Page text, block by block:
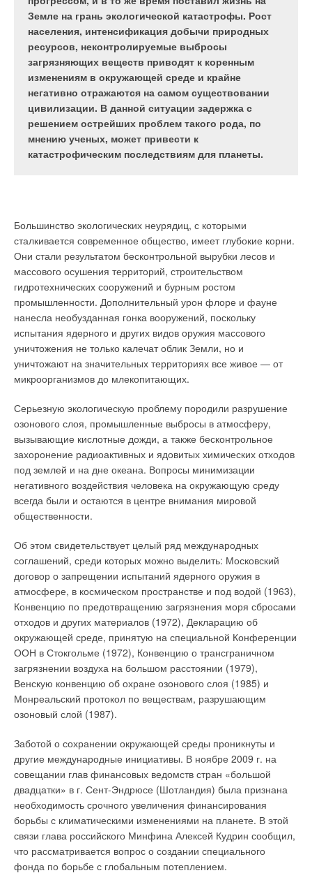
Земле на грань экологической катастрофы. Рост
населения, интенсификация добычи природных
ресурсов, неконтролируемые выбросы
загрязняющих веществ приводят к коренным
изменениям в окружающей среде и крайне
негативно отражаются на самом существовании
цивилизации. В данной ситуации задержка с
решением острейших проблем такого рода, по
мнению ученых, может привести к
катастрофическим последствиям для планеты.
Большинство экологических неурядиц, с которыми
сталкивается современное общество, имеет глубокие корни.
Они стали результатом бесконтрольной вырубки лесов и
массового осушения территорий, строительством
гидротехнических сооружений и бурным ростом
промышленности. Дополнительный урон флоре и фауне
нанесла необузданная гонка вооружений, поскольку
испытания ядерного и других видов оружия массового
уничтожения не только калечат облик Земли, но и
уничтожают на значительных территориях все живое — от
микроорганизмов до млекопитающих.
Серьезную экологическую проблему породили разрушение
озонового слоя, промышленные выбросы в атмосферу,
вызывающие кислотные дожди, а также бесконтрольное
захоронение радиоактивных и ядовитых химических отходов
под землей и на дне океана. Вопросы минимизации
негативного воздействия человека на окружающую среду
всегда были и остаются в центре внимания мировой
общественности.
Об этом свидетельствует целый ряд международных
соглашений, среди которых можно выделить: Московский
договор о запрещении испытаний ядерного оружия в
атмосфере, в космическом пространстве и под водой (1963),
Конвенцию по предотвращению загрязнения моря сбросами
отходов и других материалов (1972), Декларацию об
окружающей среде, принятую на специальной Конференции
ООН в Стокгольме (1972), Конвенцию о трансграничном
загрязнении воздуха на большом расстоянии (1979),
Венскую конвенцию об охране озонового слоя (1985) и
Монреальский протокол по веществам, разрушающим
озоновый слой (1987).
Заботой о сохранении окружающей среды проникнуты и
другие международные инициативы. В ноябре 2009 г. на
совещании глав финансовых ведомств стран «большой
двадцатки» в г. Сент-Эндрюсе (Шотландия) была признана
необходимость срочного увеличения финансирования
борьбы с климатическими изменениями на планете. В этой
связи глава российского Минфина Алексей Кудрин сообщил,
что рассматривается вопрос о создании специального
фонда по борьбе с глобальным потеплением.
санитарно-технических приборов с
вмонтированными сифонами — унитазов, биде,
трапов. Они сильно различаются по конструкции,
материалам, стоимости.
Рис. 1. Заполнение
Рис. 2. Конструкции
канализационных стояков
с подключением
поэтажных отводных
трубопроводов
Рис. 3. Схемы
поступления
канализационных стоков
из поэтажных отводных
стояки диаметром Dст =
100 мм и 150 мм и
дальнейшего их течения,
стрелками показано
направление течения
Рис. 4. Схема
невентилируемого
канализационного стояка
Рис. 5. Номограмма для
определения величины
разрежений Δр в
невентилируемом стояке
— с недостатком времени, иногда квалификации и,
главное, серьезной литературы с обоснованием
расчетов. Идя навстречу таким пожеланиям,
редакция предлагает новую рубрику. Вопросы
систематизированы по группам, поэтому каждая
тема позволит лучше понять проблемы и решения
в единстве и взаимосвязи.
проектировщиков, наладчиков, а также пишущих
специалистов и ученых. Наиболее ярким подтверждением
такой актуальности являются, к сожалению, пока еще
многочисленные случаи аварий — замерзания воды и
разрыва трубок теплообменников, многолетняя
действительно «ахиллесова пята» наших систем.
Мы собрали основные вопросы на эту тему и попросили
ответить на них известного специалиста, автора цитируемых
ниже книг д.т.н., проф. А.Г. Сотникова. Итак, тема
обсуждения в ближайших номерах: «Нагрев воздуха, расчет
с этим явлением».
1.Как правильно выбрать расчетный режим для аппарата,
если одновременно меняются температура воды в
теплосети tw.н, температура нагреваемого наружного
воздуха tн или его смеси с рециркуляционным tc, а в
энергоэффективных системах — и расход нагреваемого
наружного Lн или приточного Lпр воздуха? Ваш вопрос
Прежде всего, дадим определение, что такое расчетный для
воздухонагревателя режим. Это случай, а, точнее, сочетание
величин (tw.н, tн или tc, tк, Lн или Lпр), при котором для
нагрева требуется наибольший расход воды из теплосети
Gw, иначе водяной регулирующий клапан будет ближе всего
к открытию (h = max). Пусть для простоты расход
нагреваемого воздуха постоянный (Lн = const или Lпр =
const).Тогда процесс нагрева зависит только от сочетания
трех температур. В этом случае вычисляют известный
коэффициент эффективности нагревания qB, отнесенный к
температуре воды в теплосети tw.н равен:
при условии, что коэффициент теплопередачи аппарата k
вычислен при среднеарифметической разности температур.
Для аппаратов многих производителей величины k и F не
приводят, поэтому произведение kF неизвестно, хотя его
легко определить по четырем температурам и расходам
сред. Поясним выбор расчетного режима по формуле (1)
примером. Пусть в расчетных условиях tн1 = tнрх = –26 °C,
tк1 = 15 °C, tw.н1 = 90 °C, а расход нагреваемого воздуха